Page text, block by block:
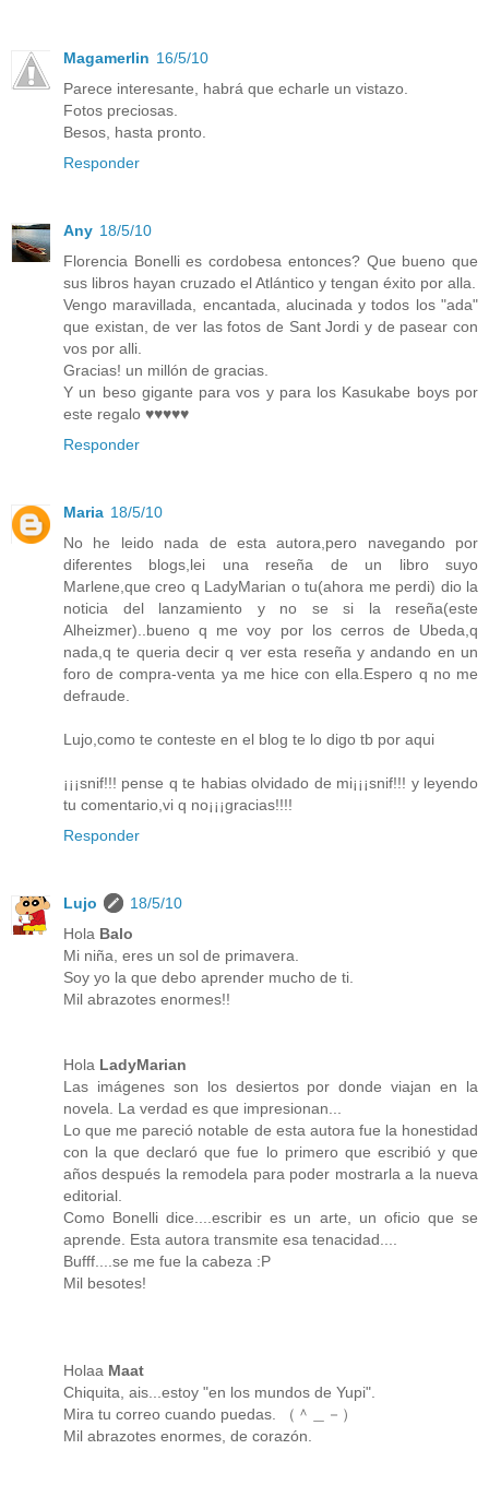
Magamerlin 16/5/10
Parece interesante, habrá que echarle un vistazo.
Fotos preciosas.
Besos, hasta pronto.
Responder
Any 18/5/10
Florencia Bonelli es cordobesa entonces? Que bueno que
sus libros hayan cruzado el Atlántico y tengan éxito por alla.
Vengo maravillada, encantada, alucinada y todos los "ada"
que existan, de ver las fotos de Sant Jordi y de pasear con
vos por alli.
Gracias! un millón de gracias.
Y un beso gigante para vos y para los Kasukabe boys por
este regalo ♥♥♥♥♥
Responder
Maria 18/5/10
No he leido nada de esta autora,pero navegando por
diferentes blogs,lei una reseña de un libro suyo
Marlene,que creo q LadyMarian o tu(ahora me perdi) dio la
noticia del lanzamiento y no se si la reseña(este
Alheizmer)..bueno q me voy por los cerros de Ubeda,q
nada,q te queria decir q ver esta reseña y andando en un
foro de compra-venta ya me hice con ella.Espero q no me
defraude.
Lujo,como te conteste en el blog te lo digo tb por aqui
¡¡¡snif!!! pense q te habias olvidado de mi¡¡¡snif!!! y leyendo
tu comentario,vi q no¡¡¡gracias!!!!
Responder
Lujo
18/5/10
Hola Balo
Mi niña, eres un sol de primavera.
Soy yo la que debo aprender mucho de ti.
Mil abrazotes enormes!!
Hola LadyMarian
Las imágenes son los desiertos por donde viajan en la
novela. La verdad es que impresionan...
Lo que me pareció notable de esta autora fue la honestidad
con la que declaró que fue lo primero que escribió y que
años después la remodela para poder mostrarla a la nueva
editorial.
Como Bonelli dice....escribir es un arte, un oficio que se
aprende. Esta autora transmite esa tenacidad....
Bufff....se me fue la cabeza :P
Mil besotes!
Holaa Maat
Chiquita, ais...estoy "en los mundos de Yupi".
Mira tu correo cuando puedas. （＾＿－）
Mil abrazotes enormes, de corazón.